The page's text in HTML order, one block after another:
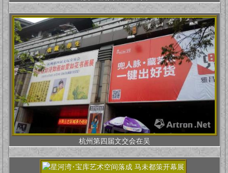
杭州第四届文交会在吴